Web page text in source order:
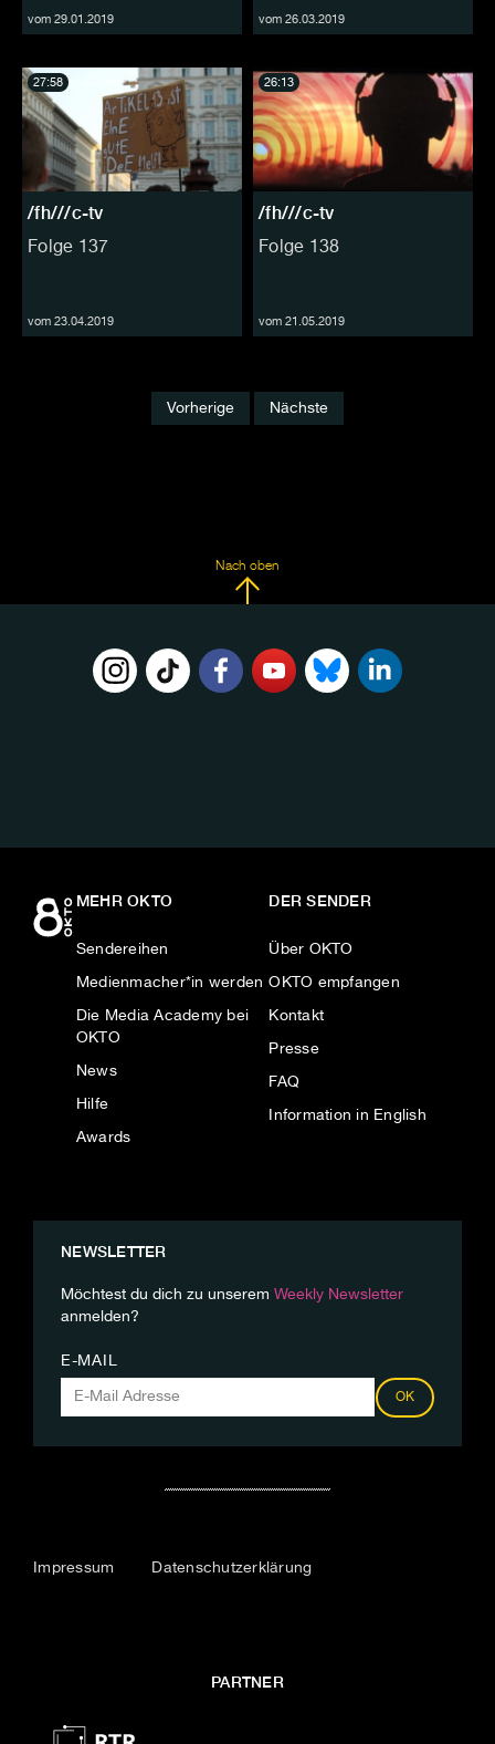
vom 29.01.2019 vom 26.03.2019
/fh///c-tv
Folge 137
vom 23.04.2019
27:58
/fh///c-tv
Folge 138
vom 21.05.2019
26:13
Vorherige Nächste
Nach oben
MEHR OKTO
Sendereihen
Medienmacher*in werden
Die Media Academy bei
OKTO
News
Hilfe
Awards
DER SENDER
Über OKTO
OKTO empfangen
Kontakt
Presse
FAQ
Information in English
NEWSLETTER
Möchtest du dich zu unserem Weekly Newsletter
anmelden?
E-MAIL
OK
Impressum Datenschutzerklärung
PARTNER